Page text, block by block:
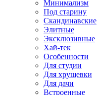
Минимализм
Под старину
Скандинавские
Элитные
Эксклюзивные
Хай-тек
Особенности
Для студии
Для хрущевки
Для дачи
Встроенные